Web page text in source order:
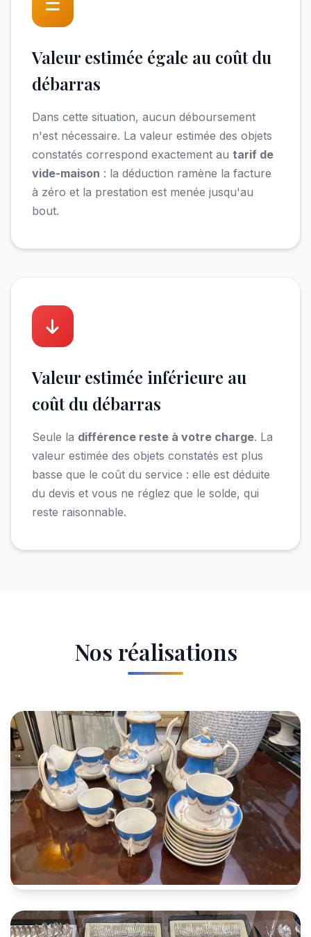
Valeur estimée égale au coût du
débarras
Dans cette situation, aucun déboursement
n'est nécessaire. La valeur estimée des objets
constatés correspond exactement au tarif de
vide-maison : la déduction ramène la facture
à zéro et la prestation est menée jusqu'au
bout.
Valeur estimée inférieure au
coût du débarras
Seule la différence reste à votre charge. La
valeur estimée des objets constatés est plus
basse que le coût du service : elle est déduite
du devis et vous ne réglez que le solde, qui
reste raisonnable.
Nos réalisations